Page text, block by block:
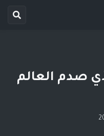
صدم العالم